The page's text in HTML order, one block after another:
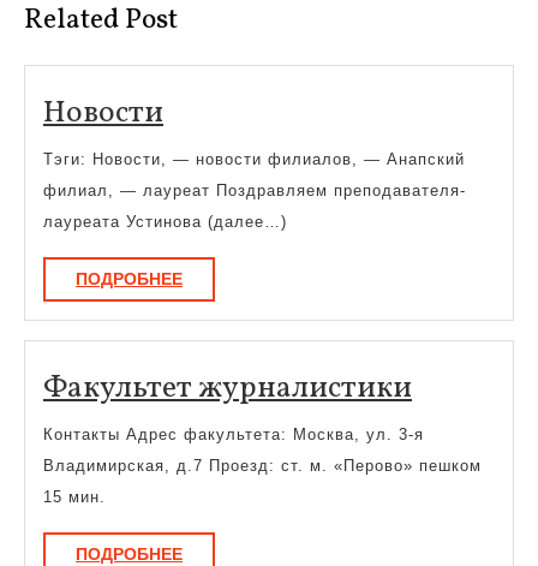
Related Post
НовостиНовости
Тэги: Новости, — новости филиалов, — Анапский
филиал, — лауреат Поздравляем преподавателя-
лауреата Устинова (далее…)
ПОДРОБНЕЕПОДРОБНЕЕ
Факультет журналистики
Контакты Адрес факультета: Москва, ул. 3-я
Владимирская, д.7 Проезд: ст. м. «Перово» пешком
15 мин.
ПОДРОБНЕЕПОДРОБНЕЕ